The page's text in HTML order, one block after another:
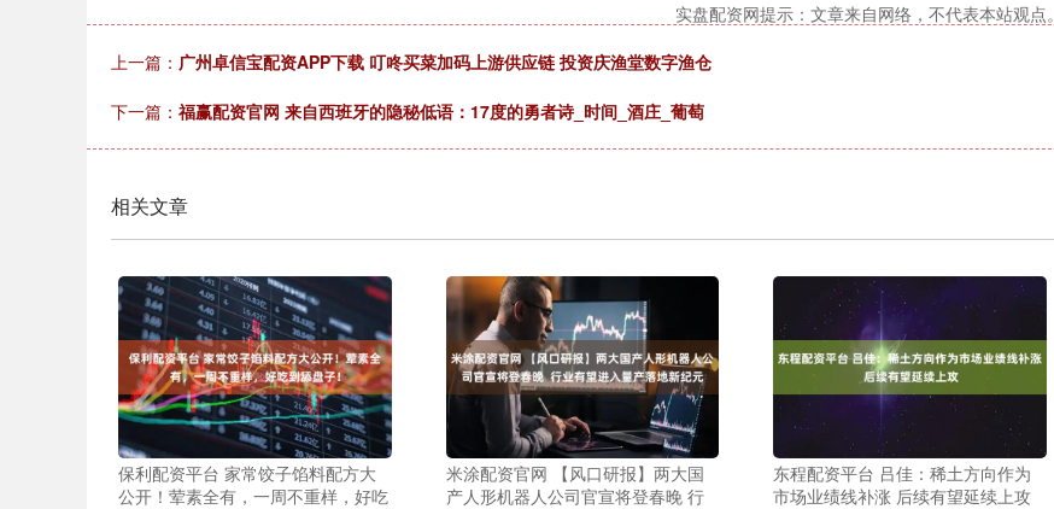
实盘配资网提示：文章来自网络，不代表本站观点。
上一篇： 广州卓信宝配资APP下载 叮咚买菜加码上游供应链 投资庆渔堂数字渔仓
下一篇： 福赢配资官网 来自西班牙的隐秘低语：17度的勇者诗_时间_酒庄_葡萄
相关文章
保利配资平台 家常饺子馅料配方大
公开！荤素全有，一周不重样，好吃
米涂配资官网 【风口研报】两大国
产人形机器人公司官宣将登春晚 行
东程配资平台 吕佳：稀土方向作为
市场业绩线补涨 后续有望延续上攻